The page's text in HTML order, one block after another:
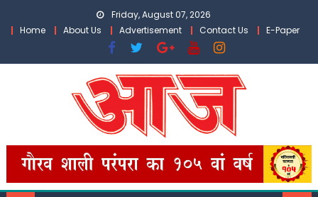
Friday, August 07, 2026
Home
About Us Advertisement Contact Us E-Paper